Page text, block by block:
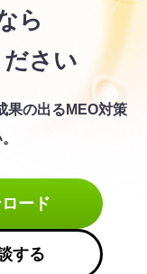
ら
さい
果の出るMEO対策
ード
する